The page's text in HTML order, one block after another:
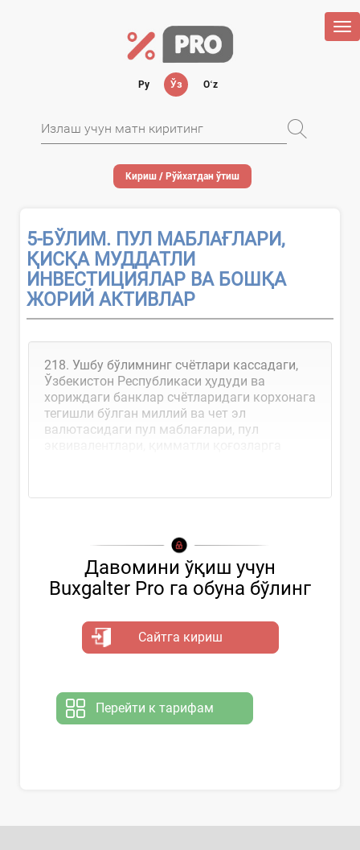
Ру Ўз Oʻz
Кириш / Рўйхатдан ўтиш
5-БЎЛИМ. ПУЛ МАБЛАҒЛАРИ,
ҚИСҚА МУДДАТЛИ
ИНВЕСТИЦИЯЛАР ВА БОШҚА
ЖОРИЙ АКТИВЛАР
218. Ушбу бўлимнинг счётлари кассадаги,
Ўзбекистон Республикаси ҳудуди ва
хориждаги банклар счётларидаги корхонага
тегишли бўлган миллий ва чет эл
валютасидаги пул маблағлари, пул
Давомини ўқиш учун
Buxgalter Pro га обуна бўлинг
Сайтга кириш
Перейти к тарифам